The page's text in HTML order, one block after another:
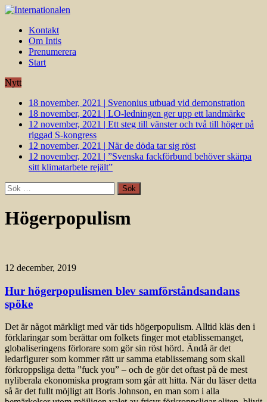
Kontakt
Om Intis
Prenumerera
Start
Nytt
18 november, 2021 | Svenonius utbuad vid demonstration
18 november, 2021 | LO-ledningen ger upp ett landmärke
12 november, 2021 | Ett steg till vänster och två till höger på
riggad S-kongress
12 november, 2021 | När de döda tar sig röst
12 november, 2021 | ”Svenska fackförbund behöver skärpa
sitt klimatarbete rejält”
Sök
efter:
Högerpopulism
12 december, 2019
Hur högerpopulismen blev samförståndsandans
spöke
Det är något märkligt med vår tids högerpopulism. Alltid kläs den i
förklaringar som berättar om folkets finger mot etablissemanget,
globaliseringens förlorare som gör sin röst hörd. Ändå är det
ledarfigurer som kommer rätt ur samma etablissemang som skall
förkroppsliga detta ”fuck you” – och de gör det oftast på de mest
nyliberala ekonomiska program som går att hitta. När du läser detta
så är det fullt möjligt att Boris Johnson, en man som i alla